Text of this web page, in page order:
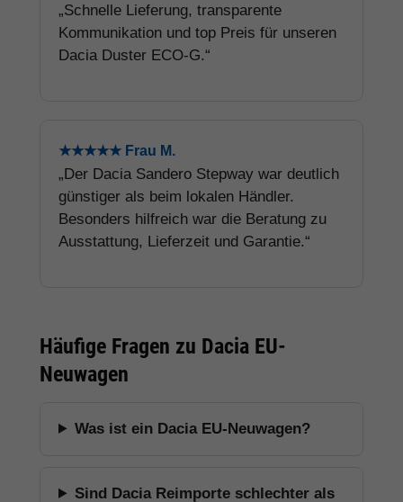
„Schnelle Lieferung, transparente
Kommunikation und top Preis für unseren
Dacia Duster ECO-G.“
★★★★★ Frau M.
„Der Dacia Sandero Stepway war deutlich
günstiger als beim lokalen Händler.
Besonders hilfreich war die Beratung zu
Ausstattung, Lieferzeit und Garantie.“
Häufige Fragen zu Dacia EU-
Neuwagen
Was ist ein Dacia EU-Neuwagen?
Sind Dacia Reimporte schlechter als